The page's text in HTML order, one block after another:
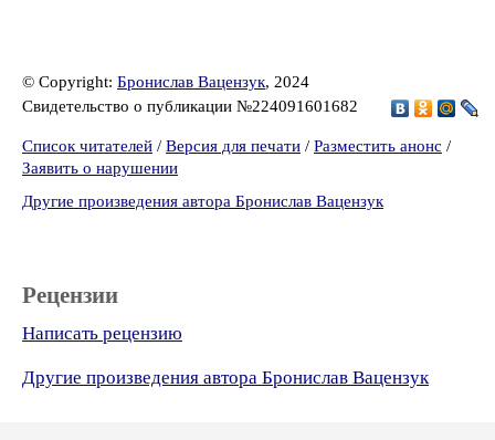
© Copyright: Бронислав Вацензук, 2024
Свидетельство о публикации №224091601682
Список читателей / Версия для печати / Разместить анонс /
Заявить о нарушении
Другие произведения автора Бронислав Вацензук
Рецензии
Написать рецензию
Другие произведения автора Бронислав Вацензук